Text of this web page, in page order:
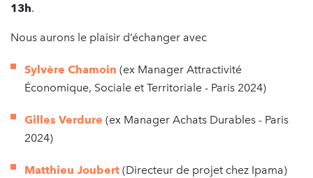
13h.
Nous aurons le plaisir d’échanger avec
Sylvère Chamoin (ex Manager Attractivité
Économique, Sociale et Territoriale - Paris 2024)
Gilles Verdure (ex Manager Achats Durables - Paris
2024)
Matthieu Joubert (Directeur de projet chez Ipama)